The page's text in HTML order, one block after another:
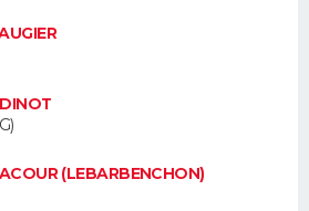
(LEBARBENCHON)